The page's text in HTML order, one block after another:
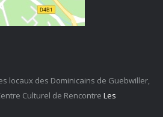
locaux des Dominicains de Guebwiller,
Culturel de Rencontre Les